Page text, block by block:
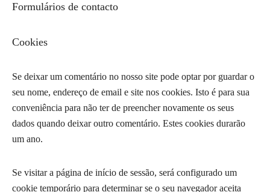
Formulários de contacto
Cookies
Se deixar um comentário no nosso site pode optar por guardar o
seu nome, endereço de email e site nos cookies. Isto é para sua
conveniência para não ter de preencher novamente os seus
dados quando deixar outro comentário. Estes cookies durarão
um ano.
Se visitar a página de início de sessão, será configurado um
cookie temporário para determinar se o seu navegador aceita